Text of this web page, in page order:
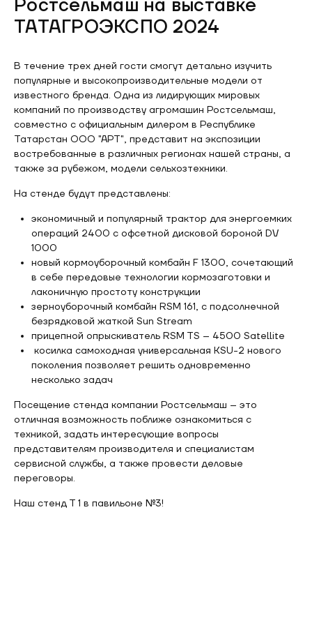
Ростсельмаш на выставке
ТАТАГРОЭКСПО 2024
В течение трех дней гости смогут детально изучить
популярные и высокопроизводительные модели от
известного бренда. Одна из лидирующих мировых
компаний по производству агромашин Ростсельмаш,
совместно с официальным дилером в Республике
Татарстан ООО "АРТ", представит на экспозиции
востребованные в различных регионах нашей страны, а
также за рубежом, модели сельхозтехники.
На стенде будут представлены:
экономичный и популярный трактор для энергоемких
операций 2400 с офсетной дисковой бороной DV
1000
новый кормоуборочный комбайн F 1300, сочетающий
в себе передовые технологии кормозаготовки и
лаконичную простоту конструкции
зерноуборочный комбайн RSM 161, с подсолнечной
безрядковой жаткой Sun Stream
прицепной опрыскиватель RSM TS – 4500 Satellite
косилка самоходная универсальная KSU-2 нового
поколения позволяет решить одновременно
несколько задач
Посещение стенда компании Ростсельмаш – это
отличная возможность поближе ознакомиться с
техникой, задать интересующие вопросы
представителям производителя и специалистам
сервисной службы, а также провести деловые
переговоры.
Наш стенд Т 1 в павильоне №3!